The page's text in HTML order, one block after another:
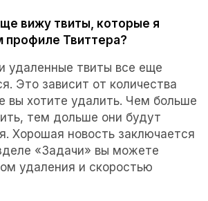
вижу твиты, которые я
профиле Твиттера?
удаленные твиты все еще
Это зависит от количества
вы хотите удалить. Чем больше
тем дольше они будут
Хорошая новость заключается
«Задачи» вы можете
удаления и скоростью